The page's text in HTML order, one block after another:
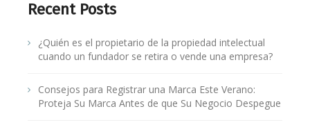
Recent Posts
¿Quién es el propietario de la propiedad intelectual
cuando un fundador se retira o vende una empresa?
Consejos para Registrar una Marca Este Verano:
Proteja Su Marca Antes de que Su Negocio Despegue